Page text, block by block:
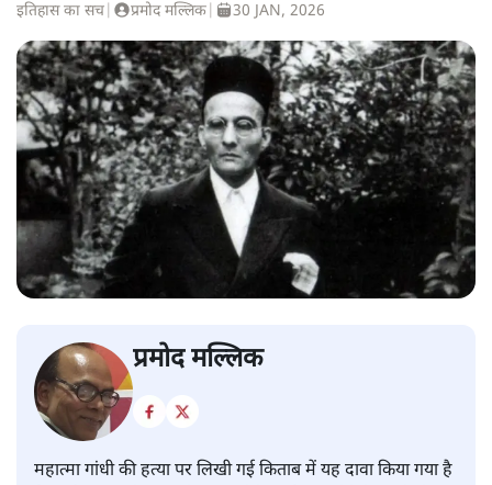
इतिहास का सच प्रमोद मल्लिक 30 JAN, 2026
प्रमोद मल्लिक
महात्मा गांधी की हत्या पर लिखी गई किताब में यह दावा किया गया है